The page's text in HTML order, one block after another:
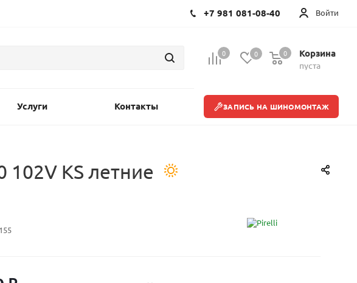
Войти
+7 981 081-08-40
0 0 Корзина
пуста
0
Услуги Контакты ЗАПИСЬ НА ШИНОМОНТАЖ
KS летние